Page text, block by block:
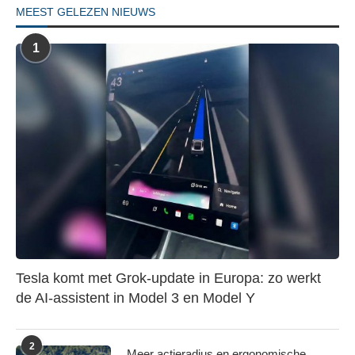
MEEST GELEZEN NIEUWS
1
Tesla komt met Grok-update in Europa: zo werkt
de AI-assistent in Model 3 en Model Y
2